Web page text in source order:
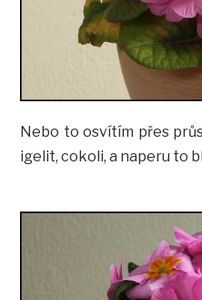
Nebo to osvítím přes
igelit, cokoli, a naperu to